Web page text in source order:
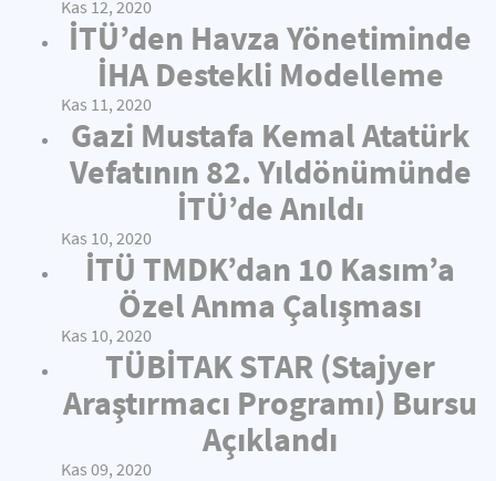
Kas 12, 2020
İTÜ’den Havza Yönetiminde
İHA Destekli Modelleme
Kas 11, 2020
Gazi Mustafa Kemal Atatürk
Vefatının 82. Yıldönümünde
İTÜ’de Anıldı
Kas 10, 2020
İTÜ TMDK’dan 10 Kasım’a
Özel Anma Çalışması
Kas 10, 2020
TÜBİTAK STAR (Stajyer
Araştırmacı Programı) Bursu
Açıklandı
Kas 09, 2020